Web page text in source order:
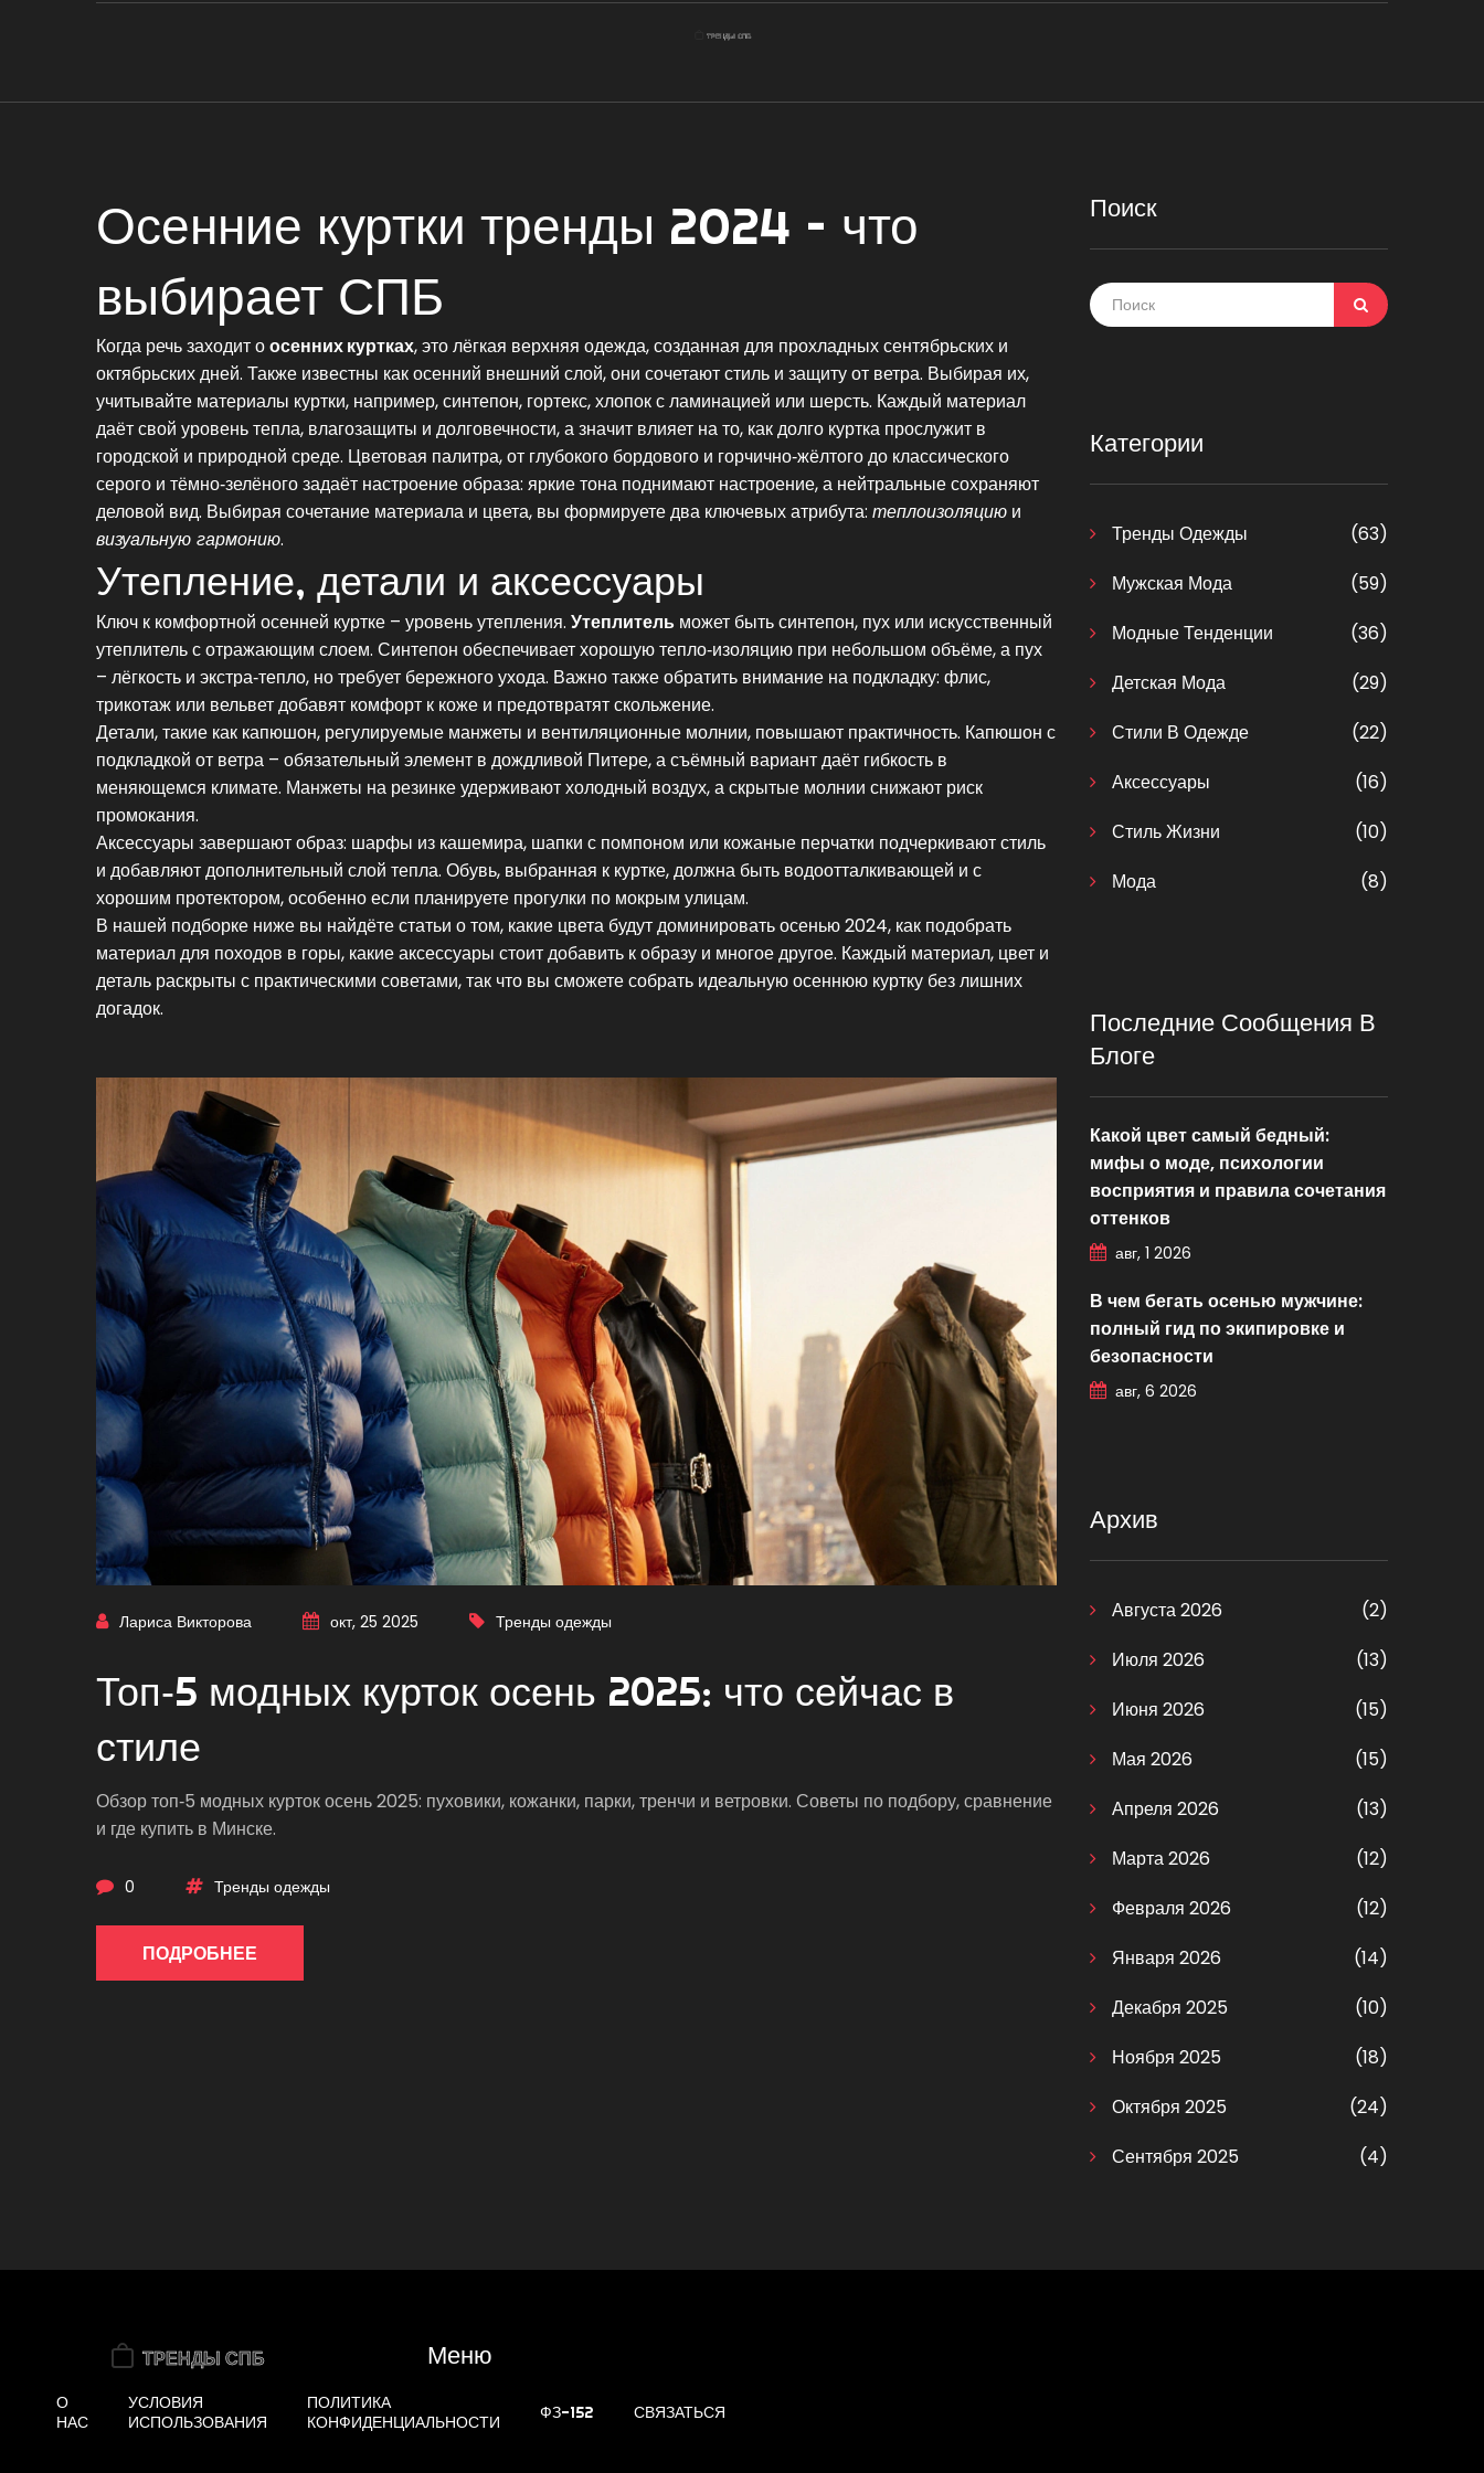
Осенние куртки тренды 2024 – что
выбирает СПБ
Когда речь заходит оосенних куртках,это лёгкая верхняя одежда, созданная для прохладных сентябрьских и
октябрьских дней. Также известны какосенний внешний слой, они сочетают стиль и защиту от ветра. Выбирая их,
учитывайте материалы куртки, например, синтепон, гортекс, хлопок с ламинацией или шерсть. Каждый материал
даёт свой уровень тепла, влагозащиты и долговечности, а значит влияет на то, как долго куртка прослужит в
городской и природной среде. Цветовая палитра,от глубокого бордового и горчично‑жёлтого до классического
серого и тёмно‑зелёногозадаёт настроение образа: яркие тона поднимают настроение, а нейтральные сохраняют
деловой вид. Выбирая сочетание материала и цвета, вы формируете два ключевых атрибута: теплоизоляцию и
визуальную гармонию.
Утепление, детали и аксессуары
Ключ к комфортной осенней куртке – уровень утепления. Утеплитель может быть синтепон, пух или искусственный
утеплитель с отражающим слоем. Синтепон обеспечивает хорошую тепло‑изоляцию при небольшом объёме, а пух
– лёгкость и экстра‑тепло, но требует бережного ухода. Важно также обратить внимание на подкладку: флис,
трикотаж или вельвет добавят комфорт к коже и предотвратят скольжение.
Детали, такие как капюшон, регулируемые манжеты и вентиляционные молнии, повышают практичность. Капюшон с
подкладкой от ветра – обязательный элемент в дождливой Питере, а съёмный вариант даёт гибкость в
меняющемся климате. Манжеты на резинке удерживают холодный воздух, а скрытые молнии снижают риск
промокания.
Аксессуары завершают образ: шарфы из кашемира, шапки с помпоном или кожаные перчатки подчеркивают стиль
и добавляют дополнительный слой тепла. Обувь, выбранная к куртке, должна быть водоотталкивающей и с
хорошим протектором, особенно если планируете прогулки по мокрым улицам.
В нашей подборке ниже вы найдёте статьи о том, какие цвета будут доминировать осенью 2024, как подобрать
материал для походов в горы, какие аксессуары стоит добавить к образу и многое другое. Каждый материал, цвет и
деталь раскрыты с практическими советами, так что вы сможете собрать идеальную осеннюю куртку без лишних
догадок.
Лариса Викторова окт, 25 2025 Тренды одежды
Топ‑5 модных курток осень 2025: что сейчас в
стиле
Обзор топ‑5 модных курток осень 2025: пуховики, кожанки, парки, тренчи и ветровки. Советы по подбору, сравнение
и где купить в Минске.
0 Тренды одежды
ПОДРОБНЕЕ
Поиск
Категории
Тренды Одежды
(63)
Мужская Мода
(59)
Модные Тенденции
(36)
Детская Мода
(29)
Стили В Одежде
(22)
Аксессуары
(16)
Стиль Жизни
(10)
Мода
(8)
Последние Сообщения В
Блоге
Какой цвет самый бедный:
мифы о моде, психологии
восприятия и правила сочетания
оттенков
авг, 1 2026
В чем бегать осенью мужчине:
полный гид по экипировке и
безопасности
авг, 6 2026
Архив
Августа 2026
(2)
Июля 2026
(13)
Июня 2026
(15)
Мая 2026
(15)
Апреля 2026
(13)
Марта 2026
(12)
Февраля 2026
(12)
Января 2026
(14)
Декабря 2025
(10)
Ноября 2025
(18)
Октября 2025
(24)
Сентября 2025
(4)
Меню
О
НАС
УСЛОВИЯ
ИСПОЛЬЗОВАНИЯ
ПОЛИТИКА
КОНФИДЕНЦИАЛЬНОСТИ
ФЗ-152 СВЯЗАТЬСЯ